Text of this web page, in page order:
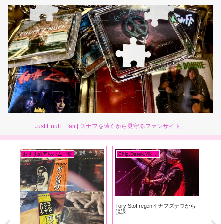
Just Enuff + fan | ズナフを遠くから見守るファンサイト。
おすすめアルバム一覧 Chip,Derek,Vik ...
Tory Stoffregenイナフズナフから
脱退